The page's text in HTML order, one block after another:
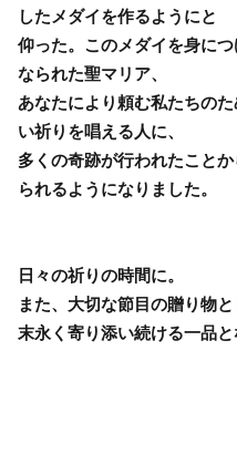
したメダイを作るようにと
仰った。このメダイを身に
なられた聖マリア、
あなたにより頼む私たちの
い祈りを唱える人に、
多くの奇跡が行われたこと
られるようになりました。
日々の祈りの時間に。
また、大切な節目の贈り物と
末永く寄り添い続ける一品と